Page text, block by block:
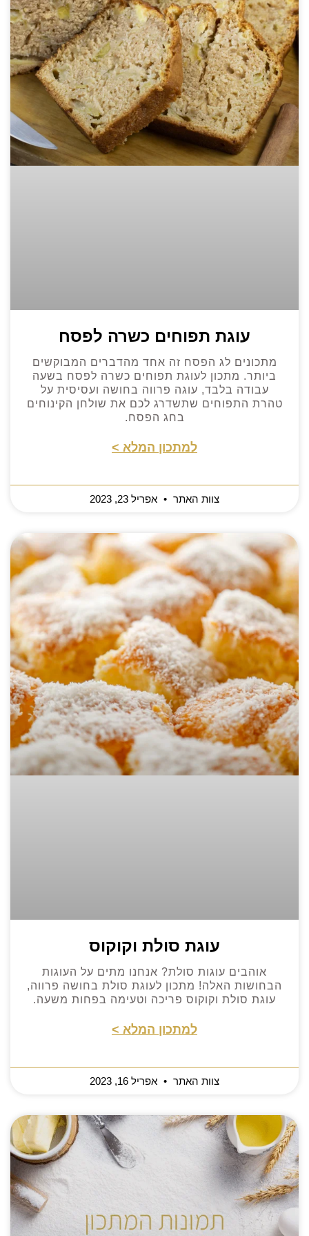
עוגת תפוחים כשרה לפסח
מתכונים לג הפסח זה אחד מהדברים המבוקשים
ביותר. מתכון לעוגת תפוחים כשרה לפסח בשעה
עבודה בלבד, עוגה פרווה בחושה ועסיסית על
טהרת התפוחים שתשדרג לכם את שולחן הקינוחים
בחג הפסח.
למתכון המלא >
צוות האתר אפריל 23, 2023
עוגת סולת וקוקוס
אוהבים עוגות סולת? אנחנו מתים על העוגות
הבחושות האלה! מתכון לעוגת סולת בחושה פרווה,
עוגת סולת וקוקוס פריכה וטעימה בפחות משעה.
למתכון המלא >
צוות האתר אפריל 16, 2023